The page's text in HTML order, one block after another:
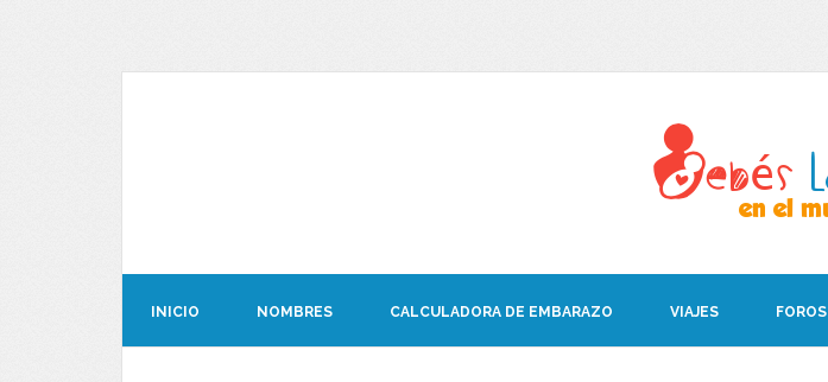
INICIO NOMBRES CALCULADORA DE EMBARAZO VIAJES FOROS